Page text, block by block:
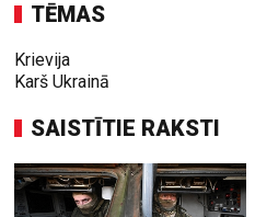
TĒMAS
Krievija
Karš Ukrainā
SAISTĪTIE RAKSTI